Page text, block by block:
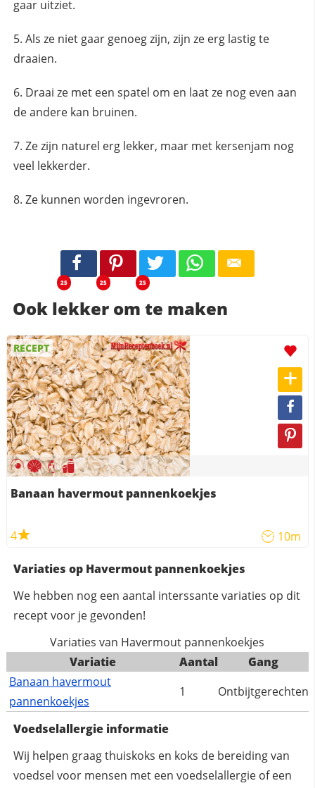
gaar uitziet.
Als ze niet gaar genoeg zijn, zijn ze erg lastig te
draaien.
Draai ze met een spatel om en laat ze nog even aan
de andere kan bruinen.
Ze zijn naturel erg lekker, maar met kersenjam nog
veel lekkerder.
Ze kunnen worden ingevroren.
25 25 25
Ook lekker om te maken
RECEPT
Banaan havermout pannenkoekjes
4 10m
Variaties op Havermout pannenkoekjes
We hebben nog een aantal interssante variaties op dit
recept voor je gevonden!
Variaties van Havermout pannenkoekjes
Variatie
Aantal
Gang
Banaan havermout
pannenkoekjes
1 Ontbijtgerechten
Voedselallergie informatie
Wij helpen graag thuiskoks en koks de bereiding van
voedsel voor mensen met een voedselallergie of een